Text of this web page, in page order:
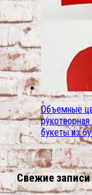
Объемные
букеты из
Свежие записи